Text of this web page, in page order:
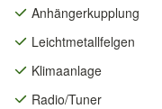
Anhängerkupplung
Leichtmetallfelgen
Klimaanlage
Radio/Tuner